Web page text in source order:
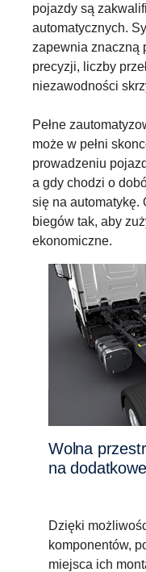
pojazdy są
automatycznych.
zapewnia znaczną
precyzji, liczby
niezawodności
Pełne
może w pełni
prowadzeniu
a gdy chodzi o
się na automatykę.
biegów tak, aby
ekonomiczne.
Wolna przestrzeń pomiędzy osiami
na
Dzięki
komponentów,
miejsca ich